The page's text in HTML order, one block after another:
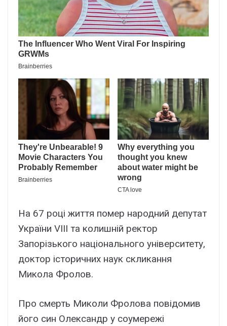
На 67 році життя помер народний депутат
України VIII та колишній ректор
Запорізького національного університету,
доктор історичних наук скликання
Микола Фролов.
Про смерть Миколи Фролова повідомив
його син Олександр у соумережі